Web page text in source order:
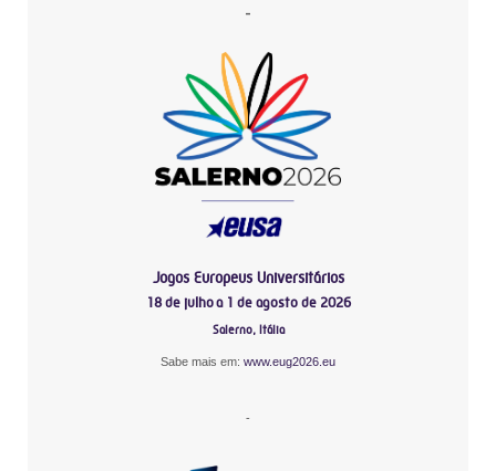
-
Jogos Europeus Universitários
18 de julho a 1 de agosto de 2026
Salerno, Itália
Sabe mais em: www.eug2026.eu
-